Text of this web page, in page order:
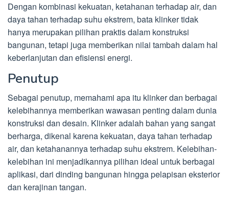
Dengan kombinasi kekuatan, ketahanan terhadap air, dan
daya tahan terhadap suhu ekstrem, bata klinker tidak
hanya merupakan pilihan praktis dalam konstruksi
bangunan, tetapi juga memberikan nilai tambah dalam hal
keberlanjutan dan efisiensi energi.
Penutup
Sebagai penutup, memahami apa itu klinker dan berbagai
kelebihannya memberikan wawasan penting dalam dunia
konstruksi dan desain. Klinker adalah bahan yang sangat
berharga, dikenal karena kekuatan, daya tahan terhadap
air, dan ketahanannya terhadap suhu ekstrem. Kelebihan-
kelebihan ini menjadikannya pilihan ideal untuk berbagai
aplikasi, dari dinding bangunan hingga pelapisan eksterior
dan kerajinan tangan.